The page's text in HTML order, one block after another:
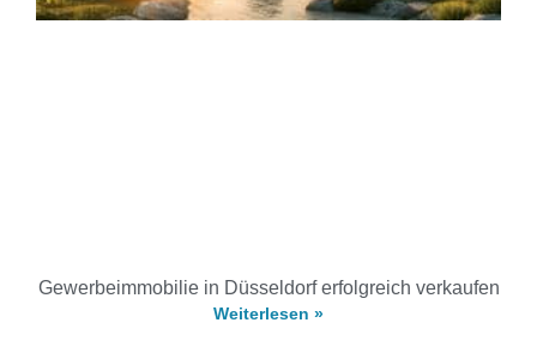
Gewerbeimmobilie in Düsseldorf erfolgreich verkaufen
Weiterlesen »